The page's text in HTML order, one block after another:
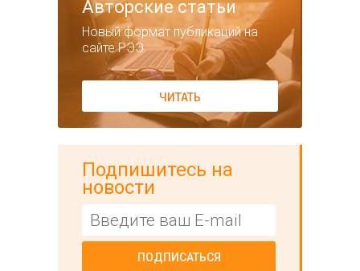
Авторские статьи
Новый формат публикаций на
сайте РЭЭ
ЧИТАТЬ
Подпишитесь на
новости
ПОДПИСАТЬСЯ